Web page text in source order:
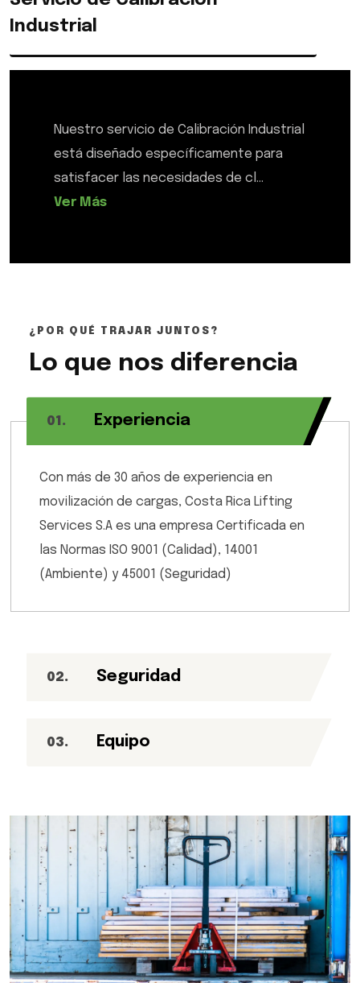
Industrial
Nuestro servicio de Calibración Industrial
está diseñado específicamente para
satisfacer las necesidades de cl...
Ver Más
¿POR QUÉ TRAJAR JUNTOS?
Lo que nos diferencia
01 . Experiencia
Con más de 30 años de experiencia en
movilización de cargas, Costa Rica Lifting
Services S.A es una empresa Certificada en
las Normas ISO 9001 (Calidad), 14001
(Ambiente) y 45001 (Seguridad)
02. Seguridad
03. Equipo